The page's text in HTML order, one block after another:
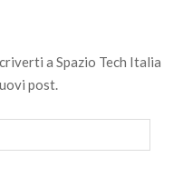
a Spazio Tech Italia
post.